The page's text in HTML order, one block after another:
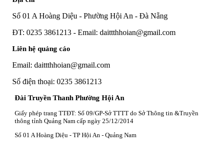
Số 01 A Hoàng Diệu - Phường Hội An - Đà Nẵng
ĐT: 0235 3861213 - Email: daittthhoian@gmail.com
Liên hệ quảng cáo
Email: daittthhoian@gmail.com
Số điện thoại: 0235 3861213
Đài Truyền Thanh Phường Hội An
Giấy phép trang TTĐT: Số 09/GP-Sở TTTT do Sở Thông tin &Truyền
thông tỉnh Quảng Nam cấp ngày 25/12/2014
Số 01 A Hoàng Diệu - TP Hội An - Quảng Nam